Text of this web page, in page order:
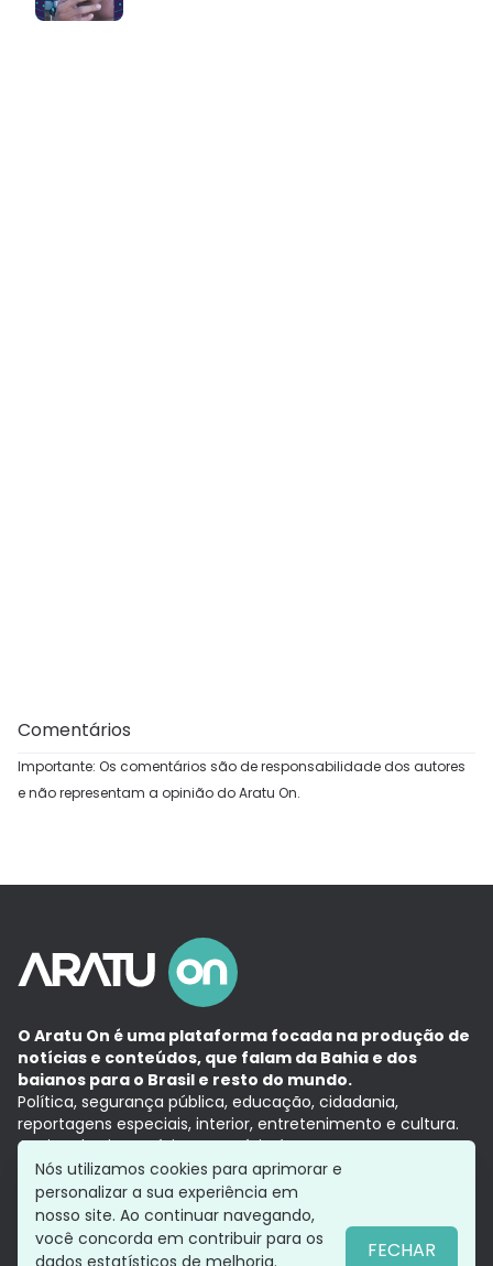
Comentários
Importante: Os comentários são de responsabilidade dos autores
e não representam a opinião do Aratu On.
O Aratu On é uma plataforma focada na produção de
notícias e conteúdos, que falam da Bahia e dos
baianos para o Brasil e resto do mundo.
Política, segurança pública, educação, cidadania,
reportagens especiais, interior, entretenimento e cultura.
Aqui, tudo vira notícia e a notícia é no tempo presente,
com a credibilidade do Grupo Aratu.
Grupo Aratu
Política de privacidade
Nós utilizamos cookies para aprimorar e
personalizar a sua experiência em
nosso site. Ao continuar navegando,
você concorda em contribuir para os
dados estatísticos de melhoria.
FECHAR